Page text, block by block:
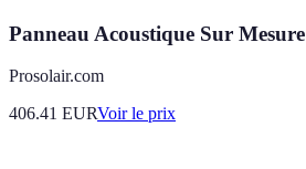
Panneau Acoustique Sur Mesure
Prosolair.com
406.41 EURVoir le prix